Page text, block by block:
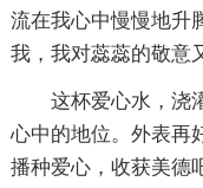
流在我心中慢慢地升
我，我对蕊蕊的敬意
这杯爱心水，浇
心中的地位。外表再
播种爱心，收获美德